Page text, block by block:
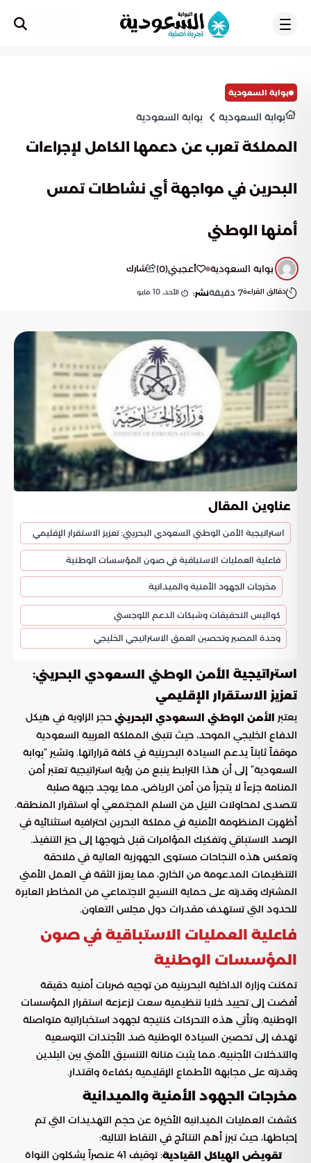
بوابة السعودية
بوابة السعودية بوابة السعودية
المملكة تعرب عن دعمها الكامل لإجراءات
البحرين في مواجهة أي نشاطات تمس
أمنها الوطني
بوابة السعودية أعجبني(
0
) شارك
دقائق القراءة7 دقيقةنشر: الأحد, 10 مايو
عناوين المقال
استراتيجية الأمن الوطني السعودي البحريني: تعزيز الاستقرار الإقليمي
فاعلية العمليات الاستباقية في صون المؤسسات الوطنية
مخرجات الجهود الأمنية والميدانية
كواليس التحقيقات وشبكات الدعم اللوجستي
وحدة المصير وتحصين العمق الاستراتيجي الخليجي
استراتيجية الأمن الوطني السعودي البحريني:
تعزيز الاستقرار الإقليمي
يعتبر الأمن الوطني السعودي البحريني حجر الزاوية في هيكل
الدفاع الخليجي الموحد، حيث تتبنى المملكة العربية السعودية
موقفاً ثابتاً يدعم السيادة البحرينية في كافة قراراتها. وتشير “بوابة
السعودية” إلى أن هذا الترابط ينبع من رؤية استراتيجية تعتبر أمن
المنامة جزءاً لا يتجزأ من أمن الرياض، مما يوجد جبهة صلبة
تتصدى لمحاولات النيل من السلم المجتمعي أو استقرار المنطقة.
أظهرت المنظومة الأمنية في مملكة البحرين احترافية استثنائية في
الرصد الاستباقي وتفكيك المؤامرات قبل خروجها إلى حيز التنفيذ.
وتعكس هذه النجاحات مستوى الجهوزية العالية في ملاحقة
التنظيمات المدعومة من الخارج، مما يعزز الثقة في العمل الأمني
المشترك وقدرته على حماية النسيج الاجتماعي من المخاطر العابرة
للحدود التي تستهدف مقدرات دول مجلس التعاون.
فاعلية العمليات الاستباقية في صون
المؤسسات الوطنية
تمكنت وزارة الداخلية البحرينية من توجيه ضربات أمنية دقيقة
أفضت إلى تحييد خلايا تنظيمية سعت لزعزعة استقرار المؤسسات
الوطنية. وتأتي هذه التحركات كنتيجة لجهود استخباراتية متواصلة
تهدف إلى تحصين السيادة الوطنية ضد الأجندات التوسعية
والتدخلات الأجنبية، مما يثبت متانة التنسيق الأمني بين البلدين
وقدرته على مجابهة الأطماع الإقليمية بكفاءة واقتدار.
مخرجات الجهود الأمنية والميدانية
كشفت العمليات الميدانية الأخيرة عن حجم التهديدات التي تم
إحباطها، حيث تبرز أهم النتائج في النقاط التالية:
تقويض الهياكل القيادية
: توقيف 41 عنصراً يشكلون النواة